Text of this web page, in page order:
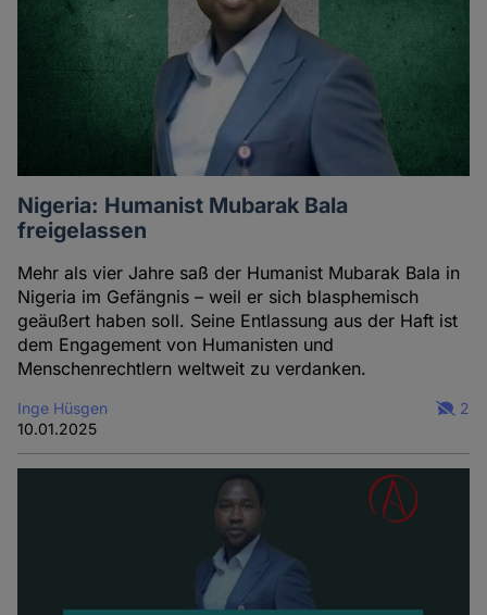
Nigeria: Humanist Mubarak Bala
freigelassen
Mehr als vier Jahre saß der Humanist Mubarak Bala in
Nigeria im Gefängnis – weil er sich blasphemisch
geäußert haben soll. Seine Entlassung aus der Haft ist
dem Engagement von Humanisten und
Menschenrechtlern weltweit zu verdanken.
Inge Hüsgen
10.01.2025
2